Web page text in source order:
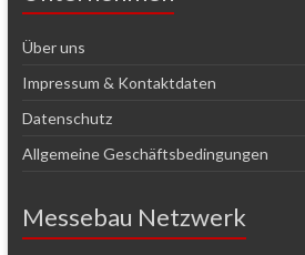
Über uns
Impressum & Kontaktdaten
Datenschutz
Allgemeine Geschäftsbedingungen
Messebau Netzwerk